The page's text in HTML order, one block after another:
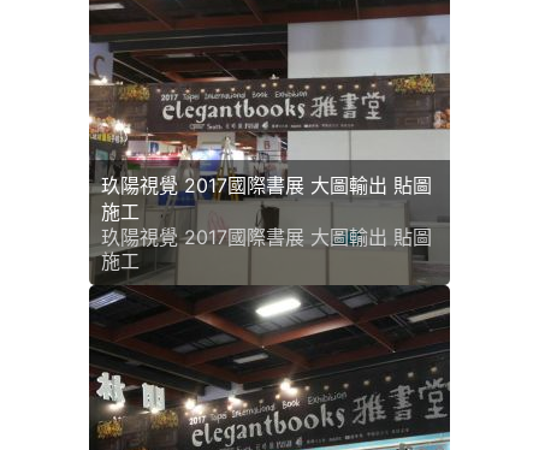
玖陽視覺 2017國際書展 大圖輸出 貼圖
施工
玖陽視覺 2017國際書展 大圖輸出 貼圖
施工